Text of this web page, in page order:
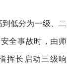
低分为一级、二
全事故时，由师
挥长启动三级响